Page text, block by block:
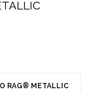
RAG® METALLIC